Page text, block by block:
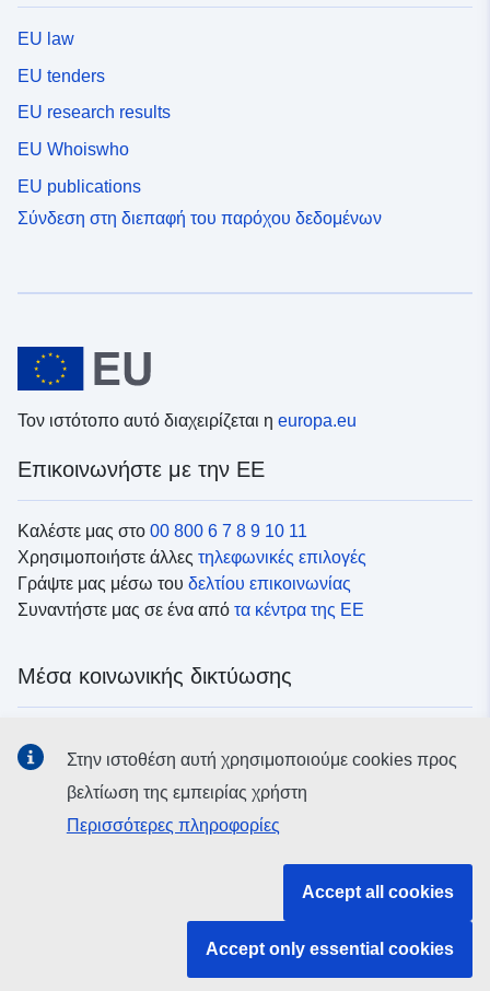
EU law
EU tenders
EU research results
EU Whoiswho
EU publications
Σύνδεση στη διεπαφή του παρόχου δεδομένων
Τον ιστότοπο αυτό διαχειρίζεται η europa.eu
Επικοινωνήστε με την ΕΕ
Καλέστε μας στο 00 800 6 7 8 9 10 11
Χρησιμοποιήστε άλλες τηλεφωνικές επιλογές
Γράψτε μας μέσω του δελτίου επικοινωνίας
Συναντήστε μας σε ένα από τα κέντρα της ΕΕ
Μέσα κοινωνικής δικτύωσης
δικτύωσηςΣτην ιστοθέση αυτή χρησιμοποιούμε cookies προς
βελτίωση της εμπειρίας χρήστη
Περισσότερες πληροφορίες
Accept all cookies
Accept only essential cookies